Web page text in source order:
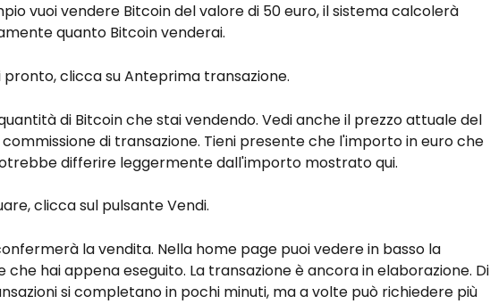
vuoi vendere Bitcoin del valore di 50 euro, il sistema calcolerà
quanto Bitcoin venderai.
pronto, clicca su Anteprima transazione.
di Bitcoin che stai vendendo. Vedi anche il prezzo attuale del
commissione di transazione. Tieni presente che l'importo in euro che
differire leggermente dall'importo mostrato qui.
clicca sul pulsante Vendi.
la vendita. Nella home page puoi vedere in basso la
che hai appena eseguito. La transazione è ancora in elaborazione. Di
si completano in pochi minuti, ma a volte può richiedere più